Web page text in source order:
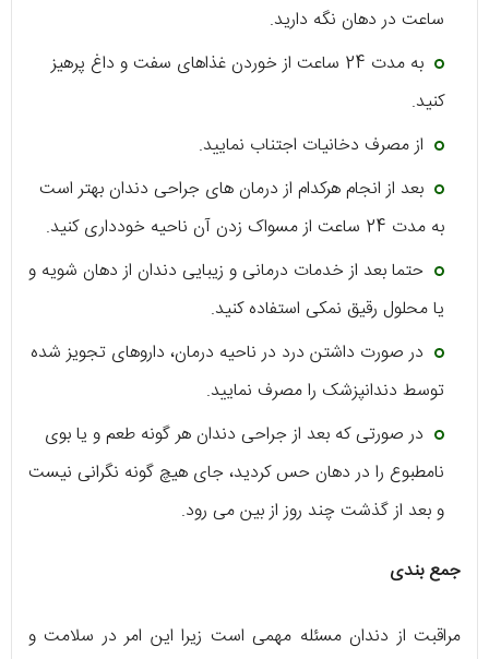
ساعت در دهان نگه دارید.
به مدت 24 ساعت از خوردن غذاهای سفت و داغ پرهیز
کنید.
از مصرف دخانیات اجتناب نمایید.
بعد از انجام هرکدام از درمان های جراحی دندان بهتر است
به مدت 24 ساعت از مسواک زدن آن ناحیه خودداری کنید.
حتما بعد از خدمات درمانی و زیبایی دندان از دهان شویه و
یا محلول رقیق نمکی استفاده کنید.
در صورت داشتن درد در ناحیه درمان، داروهای تجویز شده
توسط دندانپزشک را مصرف نمایید.
در صورتی که بعد از جراحی دندان هر گونه طعم و یا بوی
نامطبوع را در دهان حس کردید، جای هیچ گونه نگرانی نیست
و بعد از گذشت چند روز از بین می رود.
جمع بندی
مراقبت از دندان مسئله مهمی است زیرا این امر در سلامت و